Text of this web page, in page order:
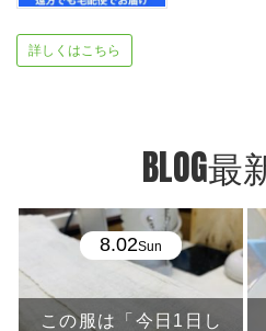
詳しくはこちら
BLOG
8.02Sun
この服は「今日1日し